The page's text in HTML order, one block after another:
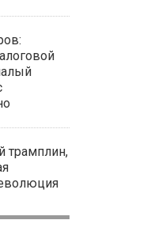
трамплин,